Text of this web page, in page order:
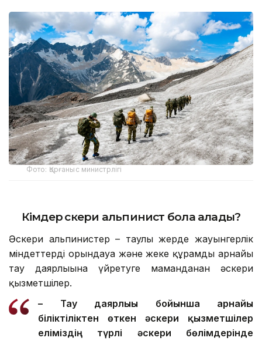
Фото: Қорғаныс министрлігі
Кімдер әскери альпинист бола алады?
Әскери альпинистер – таулы жерде жауынгерлік
міндеттерді орындауға және жеке құрамды арнайы
тау даярлығына үйретуге маманданған әскери
қызметшілер.
– Тау даярлығы бойынша арнайы
біліктіліктен өткен әскери қызметшілер
еліміздің түрлі әскери бөлімдерінде